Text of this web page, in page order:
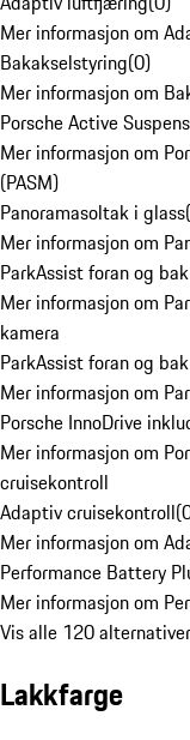
Mer informasjon om
Bakakselstyring(0)
Mer informasjon om
Porsche Active
Mer informasjon om
(PASM)
Panoramasoltak i glass(
Mer informasjon om
ParkAssist foran og
Mer informasjon om
kamera
ParkAssist foran og
Mer informasjon om
Porsche InnoDrive
Mer informasjon om
cruisekontroll
Adaptiv cruisekontroll(
Mer informasjon om
Performance Battery
Mer informasjon om
Vis alle 120 alternativer
Lakkfarge